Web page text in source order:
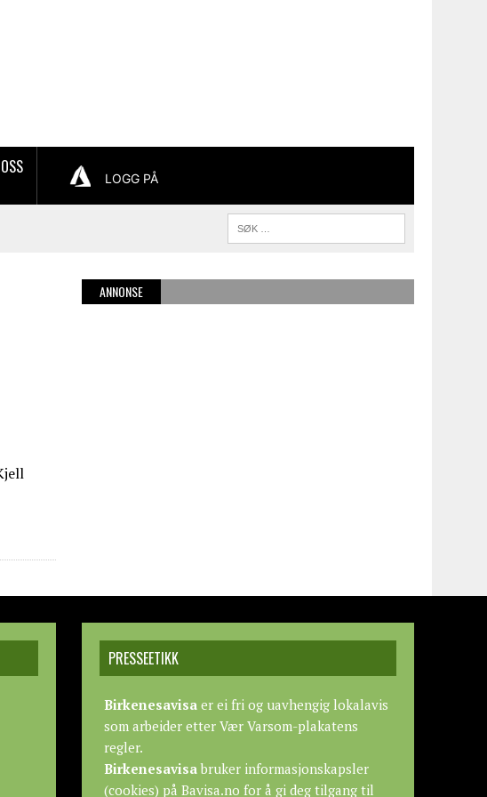
LOGG PÅ
ANNONSE
PRESSEETIKK
Birkenesavisa er ei fri og uavhengig lokalavis
som arbeider etterVær Varsom-plakatens
regler.
Birkenesavisabruker informasjonskapsler
(cookies) på Bavisa.no for å gi deg tilgang til